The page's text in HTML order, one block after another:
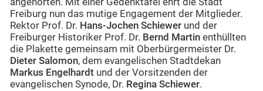
angehörten. Mit einer Gedenktafel ehrt die Stadt
Freiburg nun das mutige Engagement der Mitglieder.
Rektor Prof. Dr. Hans-Jochen Schiewer und der
Freiburger Historiker Prof. Dr. Bernd Martin enthüllten
die Plakette gemeinsam mit Oberbürgermeister Dr.
Dieter Salomon, dem evangelischen Stadtdekan
Markus Engelhardt und der Vorsitzenden der
evangelischen Synode, Dr. Regina Schiewer.